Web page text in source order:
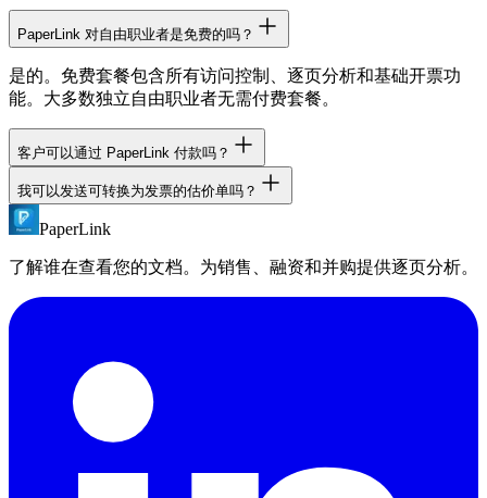
PaperLink 对自由职业者是免费的吗？
是的。免费套餐包含所有访问控制、逐页分析和基础开票功
能。大多数独立自由职业者无需付费套餐。
客户可以通过 PaperLink 付款吗？
PaperLink 追踪付款状态，但不直接处理付款。手动记录付
款，或使用 API 与您的支付处理商同步。
我可以发送可转换为发票的估价单吗？
可以。创建估价单并发送给客户。获批后，一键将其转换为发
票。所有条目、金额和客户信息自动带入。
PaperLink
了解谁在查看您的文档。为销售、融资和并购提供逐页分析。